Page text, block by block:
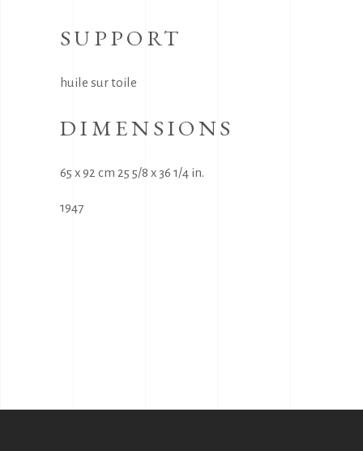
SUPPORT
huile sur toile
DIMENSIONS
65 x 92 cm 25 5/8 x 36 1/4 in.
1947